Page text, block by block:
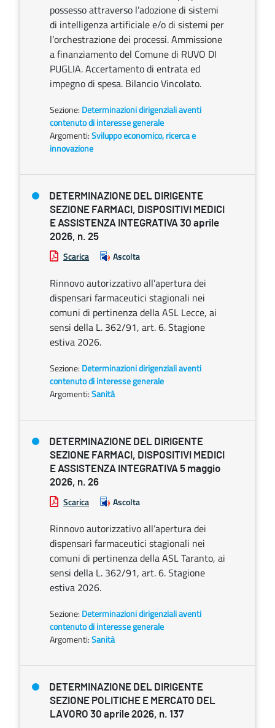
possesso attraverso l’adozione di sistemi
di intelligenza artificiale e/o di sistemi per
l’orchestrazione dei processi. Ammissione
a finanziamento del Comune di RUVO DI
PUGLIA. Accertamento di entrata ed
impegno di spesa. Bilancio Vincolato.
Sezione: Determinazioni dirigenziali aventi
contenuto di interesse generale
Argomenti:Sviluppo economico, ricerca e
innovazione
DETERMINAZIONE DEL DIRIGENTE
SEZIONE FARMACI, DISPOSITIVI MEDICI
E ASSISTENZA INTEGRATIVA 30 aprile
2026, n. 25
Scarica Ascolta
Rinnovo autorizzativo all’apertura dei
dispensari farmaceutici stagionali nei
comuni di pertinenza della ASL Lecce, ai
sensi della L. 362/91, art. 6. Stagione
estiva 2026.
Sezione: Determinazioni dirigenziali aventi
contenuto di interesse generale
Argomenti:Sanità
DETERMINAZIONE DEL DIRIGENTE
SEZIONE FARMACI, DISPOSITIVI MEDICI
E ASSISTENZA INTEGRATIVA 5 maggio
2026, n. 26
Scarica Ascolta
Rinnovo autorizzativo all’apertura dei
dispensari farmaceutici stagionali nei
comuni di pertinenza della ASL Taranto, ai
sensi della L. 362/91, art. 6. Stagione
estiva 2026.
Sezione: Determinazioni dirigenziali aventi
contenuto di interesse generale
Argomenti:Sanità
DETERMINAZIONE DEL DIRIGENTE
SEZIONE POLITICHE E MERCATO DEL
LAVORO 30 aprile 2026, n. 137